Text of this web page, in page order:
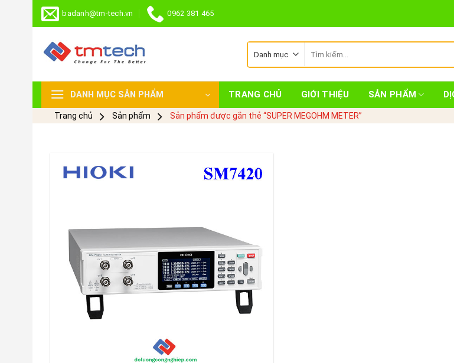
Skip
badanh@tm-tech.vn 0962 381 465
kiếm:
DANH MỤC SẢN PHẨM TRANG CHỦ GIỚI THIỆU SẢN PHẨM
Trang chủ Sản phẩm Sản phẩm được gắn thẻ “SUPER MEGOHM METER”